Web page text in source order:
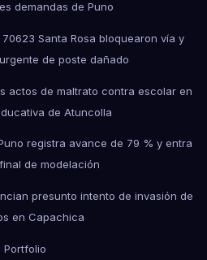
demandas de Puno
Santa Rosa bloquearon vía y
de poste dañado
actos de maltrato contra escolar en
de Atuncolla
registra avance de 79 % y entra
de modelación
presunto intento de invasión de
en Capachica
Portfolio